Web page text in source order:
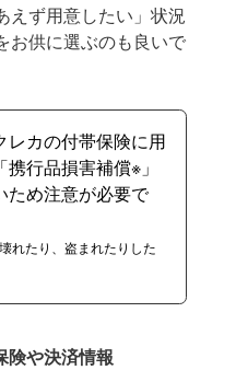
えず用意したい」状況
お供に選ぶのも良いで
レカの付帯保険に用
行品損害補償※」
ため注意が必要で
れたり、 盗まれたりした
険や決済情報